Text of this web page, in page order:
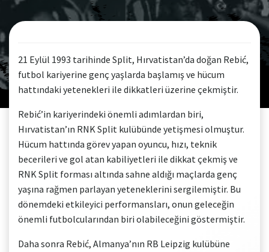
21 Eylül 1993 tarihinde Split, Hırvatistan’da doğan Rebić,
futbol kariyerine genç yaşlarda başlamış ve hücum
hattındaki yetenekleri ile dikkatleri üzerine çekmiştir.
Rebić’in kariyerindeki önemli adımlardan biri,
Hırvatistan’ın RNK Split kulübünde yetişmesi olmuştur.
Hücum hattında görev yapan oyuncu, hızı, teknik
becerileri ve gol atan kabiliyetleri ile dikkat çekmiş ve
RNK Split forması altında sahne aldığı maçlarda genç
yaşına rağmen parlayan yeteneklerini sergilemiştir. Bu
dönemdeki etkileyici performansları, onun geleceğin
önemli futbolcularından biri olabileceğini göstermiştir.
Daha sonra Rebić, Almanya’nın RB Leipzig kulübüne